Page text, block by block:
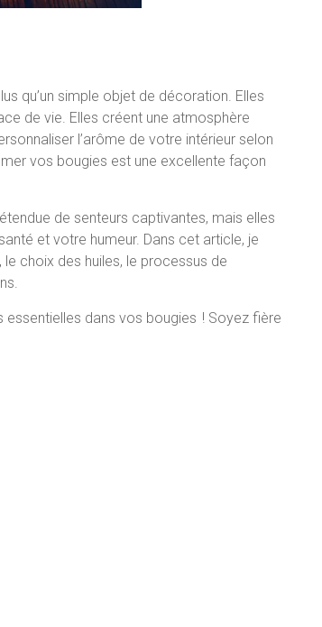
qu’un simple objet de décoration. Elles
de vie. Elles créent une atmosphère
l’arôme de votre intérieur selon
vos bougies est une excellente façon
de senteurs captivantes, mais elles
et votre humeur. Dans cet article, je
choix des huiles, le processus de
dans vos bougies ! Soyez fière